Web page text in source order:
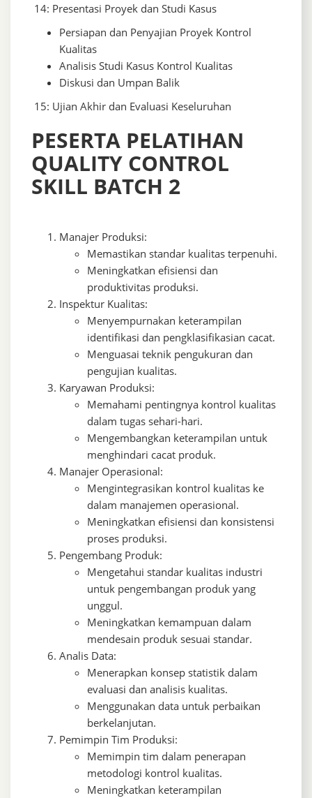
14: Presentasi Proyek dan Studi Kasus
Persiapan dan Penyajian Proyek Kontrol
Kualitas
Analisis Studi Kasus Kontrol Kualitas
Diskusi dan Umpan Balik
15: Ujian Akhir dan Evaluasi Keseluruhan
PESERTA PELATIHAN
QUALITY CONTROL
SKILL BATCH 2
Manajer Produksi:
Memastikan standar kualitas terpenuhi.
Meningkatkan efisiensi dan
produktivitas produksi.
Inspektur Kualitas:
Menyempurnakan keterampilan
identifikasi dan pengklasifikasian cacat.
Menguasai teknik pengukuran dan
pengujian kualitas.
Karyawan Produksi:
Memahami pentingnya kontrol kualitas
dalam tugas sehari-hari.
Mengembangkan keterampilan untuk
menghindari cacat produk.
Manajer Operasional:
Mengintegrasikan kontrol kualitas ke
dalam manajemen operasional.
Meningkatkan efisiensi dan konsistensi
proses produksi.
Pengembang Produk:
Mengetahui standar kualitas industri
untuk pengembangan produk yang
unggul.
Meningkatkan kemampuan dalam
mendesain produk sesuai standar.
Analis Data:
Menerapkan konsep statistik dalam
evaluasi dan analisis kualitas.
Menggunakan data untuk perbaikan
berkelanjutan.
Pemimpin Tim Produksi:
Memimpin tim dalam penerapan
metodologi kontrol kualitas.
Meningkatkan keterampilan